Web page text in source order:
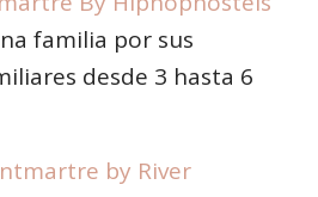
familia por sus
desde 3 hasta 6
by River